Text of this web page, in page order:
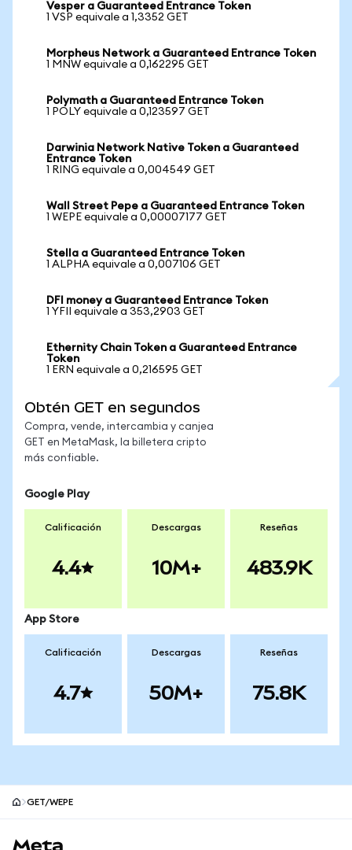
Vesper a Guaranteed Entrance Token
1 VSP equivale a 1,3352 GET
Morpheus Network a Guaranteed Entrance Token
1 MNW equivale a 0,162295 GET
Polymath a Guaranteed Entrance Token
1 POLY equivale a 0,123597 GET
Darwinia Network Native Token a Guaranteed
Entrance Token
1 RING equivale a 0,004549 GET
Wall Street Pepe a Guaranteed Entrance Token
1 WEPE equivale a 0,00007177 GET
Stella a Guaranteed Entrance Token
1 ALPHA equivale a 0,007106 GET
DFI money a Guaranteed Entrance Token
1 YFII equivale a 353,2903 GET
Ethernity Chain Token a Guaranteed Entrance
Token
1 ERN equivale a 0,216595 GET
Obtén GET en segundos
Compra, vende, intercambia y canjea
GET en MetaMask, la billetera cripto
más confiable.
Google Play
Calificación
4.4
Descargas
10M+
Reseñas
483.9K
App Store
Calificación
4.7
Descargas
50M+
Reseñas
75.8K
GET/WEPE